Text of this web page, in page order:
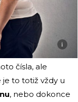
i
čísla, ale
je to totiž vždy u
, nebo dokonce